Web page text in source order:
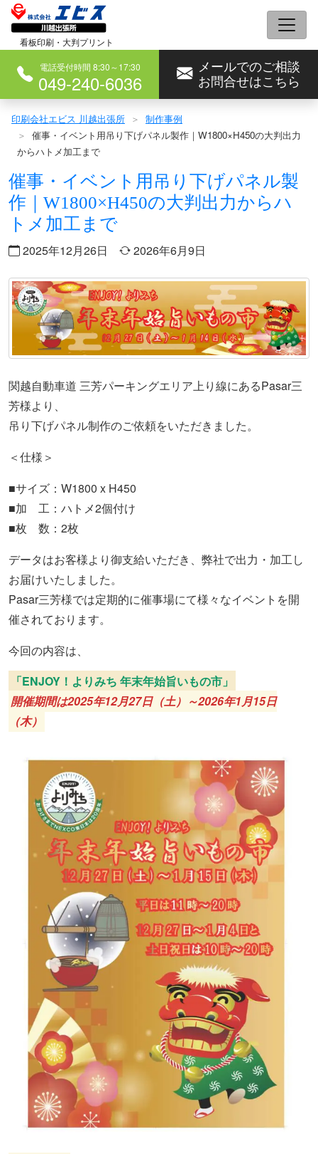
テ
看板印刷・大判プリント
電話受付時間 8:30～17:30
049-240-6036
メールでのご相談
お問合せはこちら
印刷会社エビス 川越出張所
制作事例
催事・イベント用吊り下げパネル製作｜W1800×H450の大判出力
からハトメ加工まで
催事・イベント用吊り下げパネル製
作｜W1800×H450の大判出力からハ
トメ加工まで
2025年12月26日 2026年6月9日
関越自動車道 三芳パーキングエリア上り線にあるPasar三
芳様より、
吊り下げパネル制作のご依頼をいただきました。
＜仕様＞
■サイズ：W1800 x H450
■加 工：ハトメ2個付け
■枚 数：2枚
データはお客様より御支給いただき、弊社で出力・加工し
お届けいたしました。
Pasar三芳様では定期的に催事場にて様々なイベントを開
催されております。
今回の内容は、
「ENJOY！よりみち 年末年始旨いもの市」
開催期間は2025年12月27日（土）～2026年1月15日
（木）